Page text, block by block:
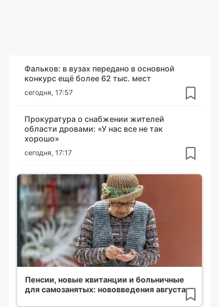
Фальков: в вузах передано в основной
конкурс ещё более 62 тыс. мест
сегодня, 17:57
Прокуратура о снабжении жителей
области дровами: «У нас все не так
хорошо»
сегодня, 17:17
Пенсии, новые квитанции и больничные
для самозанятых: нововведения августа